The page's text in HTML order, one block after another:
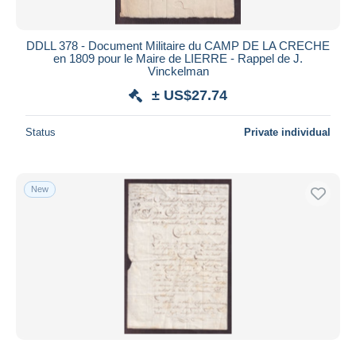
DDLL 378 - Document Militaire du CAMP DE LA CRECHE
en 1809 pour le Maire de LIERRE - Rappel de J.
Vinckelman
± US$27.74
Status Private individual
New